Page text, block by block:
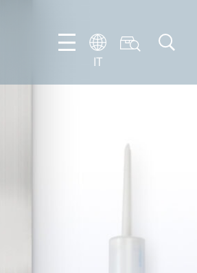
IT
FR